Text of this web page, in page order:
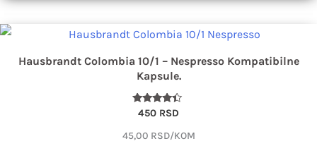
Hausbrandt Colombia 10/1 – Nespresso Kompatibilne
Kapsule.
Ocenjeno
od 5
450 RSD
45,00 RSD/KOM